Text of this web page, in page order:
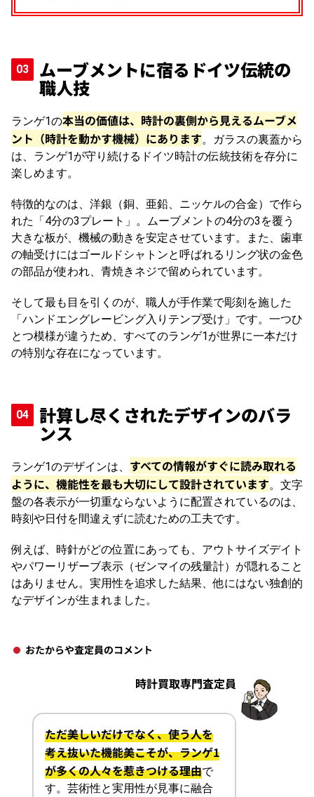
ムーブメントに宿るドイツ伝統の
職人技
ランゲ1の本当の価値は、時計の裏側から見えるムーブメ
ント（時計を動かす機械）にあります。ガラスの裏蓋から
は、ランゲ1が守り続けるドイツ時計の伝統技術を存分に
楽しめます。
特徴的なのは、洋銀（銅、亜鉛、ニッケルの合金）で作ら
れた「4分の3プレート」。ムーブメントの4分の3を覆う
大きな板が、機械の動きを安定させています。また、歯車
の軸受けにはゴールドシャトンと呼ばれるリング状の金色
の部品が使われ、青焼きネジで留められています。
そして最も目を引くのが、職人が手作業で彫刻を施した
「ハンドエングレービング入りテンプ受け」です。一つひ
とつ模様が違うため、すべてのランゲ1が世界に一本だけ
の特別な存在になっています。
計算し尽くされたデザインのバラ
ンス
ランゲ1のデザインは、 すべての情報がすぐに読み取れる
ように、機能性を最も大切にして設計されています。文字
盤の各表示が一切重ならないように配置されているのは、
時刻や日付を間違えずに読むための工夫です。
例えば、時針がどの位置にあっても、アウトサイズデイト
やパワーリザーブ表示（ゼンマイの残量計）が隠れること
はありません。実用性を追求した結果、他にはない独創的
なデザインが生まれました。
おたからや査定員のコメント
時計買取専門査定員
ただ美しいだけでなく、使う人を
考え抜いた機能美こそが、ランゲ1
が多くの人々を惹きつける理由で
す。芸術性と実用性が見事に融合